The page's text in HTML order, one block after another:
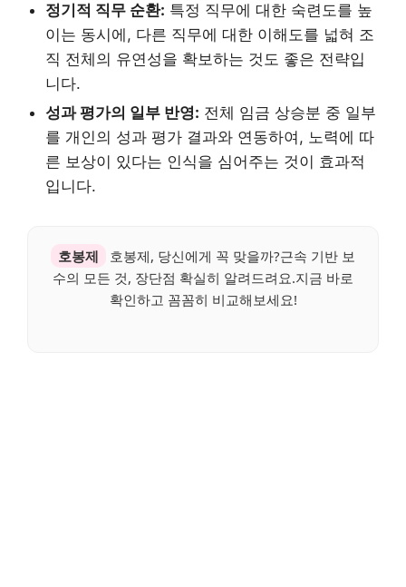
정기적 직무 순환: 특정 직무에 대한 숙련도를 높
이는 동시에, 다른 직무에 대한 이해도를 넓혀 조
직 전체의 유연성을 확보하는 것도 좋은 전략입
니다.
성과 평가의 일부 반영: 전체 임금 상승분 중 일부
를 개인의 성과 평가 결과와 연동하여, 노력에 따
른 보상이 있다는 인식을 심어주는 것이 효과적
입니다.
호봉제
호봉제, 당신에게 꼭 맞을까?근속 기반 보
수의 모든 것, 장단점 확실히 알려드려요.지금 바로
확인하고 꼼꼼히 비교해보세요!